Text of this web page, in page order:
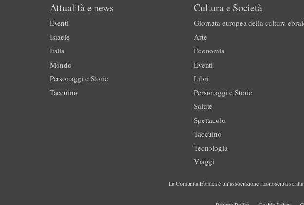
Attualità e news
Eventi
Israele
Italia
Mondo
Personaggi e Storie
Taccuino
Cultura e Società
Giornata europea della cultura
Arte
Economia
Eventi
Libri
Personaggi e Storie
Salute
Spettacolo
Taccuino
Tecnologia
Viaggi
La Comunità Ebraica è un’associazione riconosciuta